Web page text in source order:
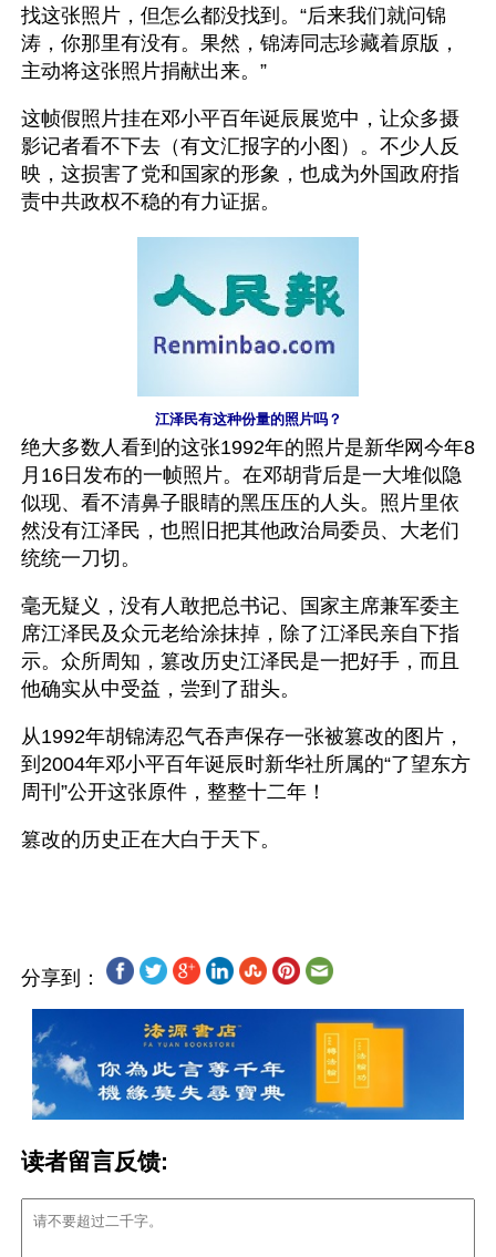
找这张照片，但怎么都没找到。“后来我们就问锦
涛，你那里有没有。果然，锦涛同志珍藏着原版，
主动将这张照片捐献出来。”
这帧假照片挂在邓小平百年诞辰展览中，让众多摄
影记者看不下去（有文汇报字的小图）。不少人反
映，这损害了党和国家的形象，也成为外国政府指
责中共政权不稳的有力证据。
江泽民有这种份量的照片吗？
绝大多数人看到的这张1992年的照片是新华网今年8
月16日发布的一帧照片。在邓胡背后是一大堆似隐
似现、看不清鼻子眼睛的黑压压的人头。照片里依
然没有江泽民，也照旧把其他政治局委员、大老们
统统一刀切。
毫无疑义，没有人敢把总书记、国家主席兼军委主
席江泽民及众元老给涂抹掉，除了江泽民亲自下指
示。众所周知，篡改历史江泽民是一把好手，而且
他确实从中受益，尝到了甜头。
从1992年胡锦涛忍气吞声保存一张被篡改的图片，
到2004年邓小平百年诞辰时新华社所属的“了望东方
周刊”公开这张原件，整整十二年！
篡改的历史正在大白于天下。
分享到：
读者留言反馈: